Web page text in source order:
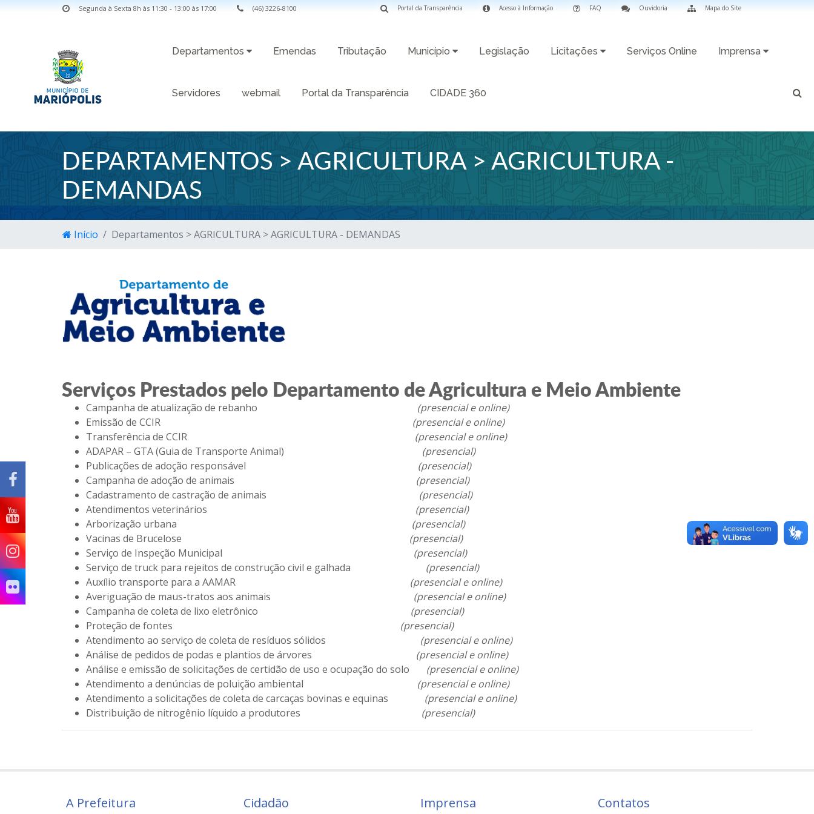
Segunda à Sexta 8h às 11:30 - 13:00 às 17:00 (46) 3226-8100 Mapa do Site
Ouvidoria
FAQ
Acesso à Informação
Portal da Transparência
Departamentos Emendas Tributação Município Legislação Licitações Serviços Online Imprensa
Servidores webmail Portal da Transparência CIDADE 360
DEPARTAMENTOS > AGRICULTURA > AGRICULTURA -
DEMANDAS
Início Departamentos > AGRICULTURA > AGRICULTURA - DEMANDAS
Serviços Prestados pelo Departamento de Agricultura e Meio Ambiente
Campanha de atualização de rebanho (presencial e online)
Emissão de CCIR (presencial e online)
Transferência de CCIR (presencial e online)
ADAPAR – GTA (Guia de Transporte Animal) (presencial)
Publicações de adoção responsável (presencial)
Campanha de adoção de animais (presencial)
Cadastramento de castração de animais (presencial)
Atendimentos veterinários (presencial)
Arborização urbana (presencial)
Vacinas de Brucelose (presencial)
Serviço de Inspeção Municipal (presencial)
Serviço de truck para rejeitos de construção civil e galhada (presencial)
Auxílio transporte para a AAMAR (presencial e online)
Averiguação de maus-tratos aos animais (presencial e online)
Campanha de coleta de lixo eletrônico (presencial)
Proteção de fontes (presencial)
Atendimento ao serviço de coleta de resíduos sólidos (presencial e online)
Análise de pedidos de podas e plantios de árvores (presencial e online)
Análise e emissão de solicitações de certidão de uso e ocupação do solo (presencial e online)
Atendimento a denúncias de poluição ambiental (presencial e online)
Atendimento a solicitações de coleta de carcaças bovinas e equinas (presencial e online)
Distribuição de nitrogênio líquido a produtores (presencial)
A Prefeitura Cidadão Imprensa Contatos